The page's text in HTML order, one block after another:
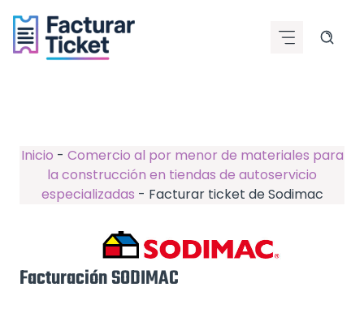
contenido
Inicio - Comercio al por menor de materiales para
la construcción en tiendas de autoservicio
especializadas - Facturar ticket de Sodimac
Facturación SODIMAC